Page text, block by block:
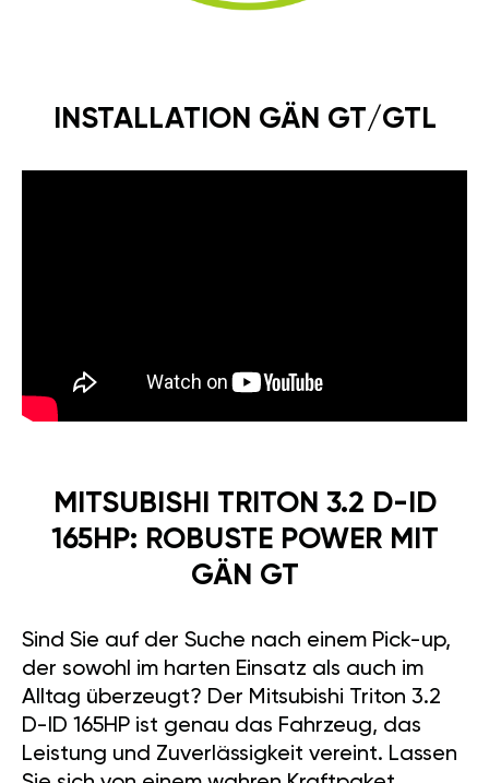
INSTALLATION GÄN GT/GTL
MITSUBISHI TRITON 3.2 D-ID
165HP: ROBUSTE POWER MIT
GÄN GT
Sind Sie auf der Suche nach einem Pick-up,
der sowohl im harten Einsatz als auch im
Alltag überzeugt? Der Mitsubishi Triton 3.2
D-ID 165HP ist genau das Fahrzeug, das
Leistung und Zuverlässigkeit vereint. Lassen